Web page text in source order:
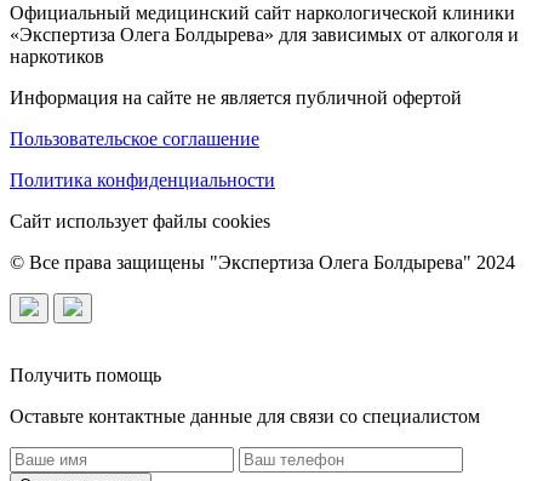
Официальный медицинский сайт наркологической клиники
«Экспертиза Олега Болдырева» для зависимых от алкоголя и
наркотиков
Информация на сайте не является публичной офертой
Пользовательское соглашение
Политика конфиденциальности
Сайт использует файлы cookies
© Все права защищены "Экспертиза Олега Болдырева" 2024
Получить помощь
Оставьте контактные данные для связи со специалистом